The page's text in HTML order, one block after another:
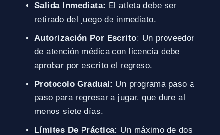
Salida Inmediata: El atleta debe ser
retirado del juego de inmediato.
Autorización Por Escrito: Un proveedor
de atención médica con licencia debe
aprobar por escrito el regreso.
Protocolo Gradual: Un programa paso a
paso para regresar a jugar, que dure al
menos siete días.
Límites De Práctica: Un máximo de dos